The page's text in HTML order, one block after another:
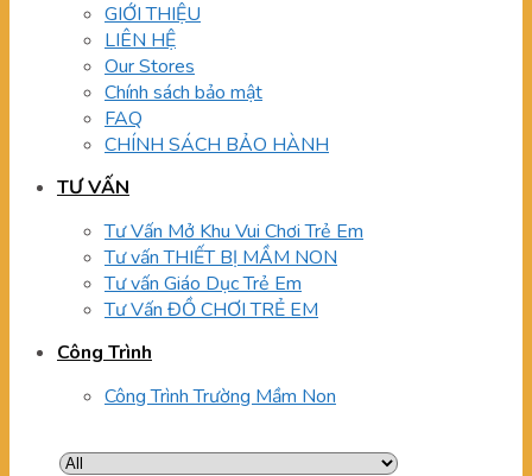
GIỚI THIỆU
LIÊN HỆ
Our Stores
Chính sách bảo mật
FAQ
CHÍNH SÁCH BẢO HÀNH
TƯ VẤN
Tư Vấn Mở Khu Vui Chơi Trẻ Em
Tư vấn THIẾT BỊ MẦM NON
Tư vấn Giáo Dục Trẻ Em
Tư Vấn ĐỒ CHƠI TRẺ EM
Công Trình
Công Trình Trường Mầm Non